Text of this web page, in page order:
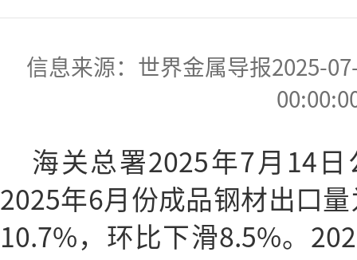
信息来源：世界金属导报2025-
海关总署2025年7月14
2025年6月份成品钢材出口
10.7%，环比下滑8.5%。